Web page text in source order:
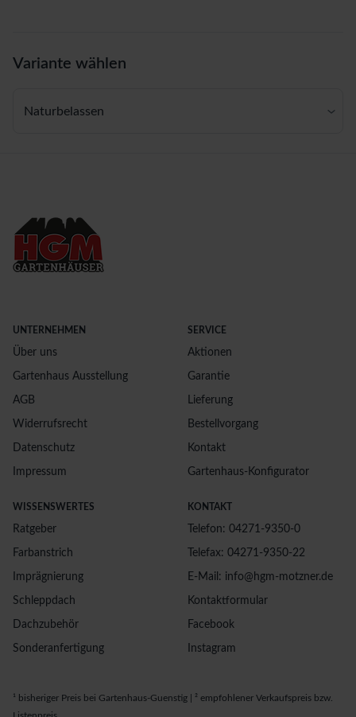
Variante wählen
Naturbelassen
UNTERNEHMEN
Über uns
Gartenhaus Ausstellung
AGB
Widerrufsrecht
Datenschutz
Impressum
SERVICE
Aktionen
Garantie
Lieferung
Bestellvorgang
Kontakt
Gartenhaus-Konfigurator
WISSENSWERTES
Ratgeber
Farbanstrich
Imprägnierung
Schleppdach
Dachzubehör
Sonderanfertigung
KONTAKT
Telefon: 04271-9350-0
Telefax: 04271-9350-22
E-Mail: info@hgm-motzner.de
Kontaktformular
Facebook
Instagram
¹ bisheriger Preis bei Gartenhaus-Guenstig | ² empfohlener Verkaufspreis bzw.